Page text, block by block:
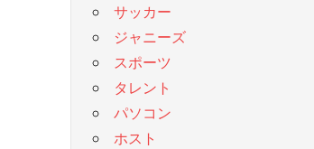
サッカー
ジャニーズ
スポーツ
タレント
パソコン
ホスト